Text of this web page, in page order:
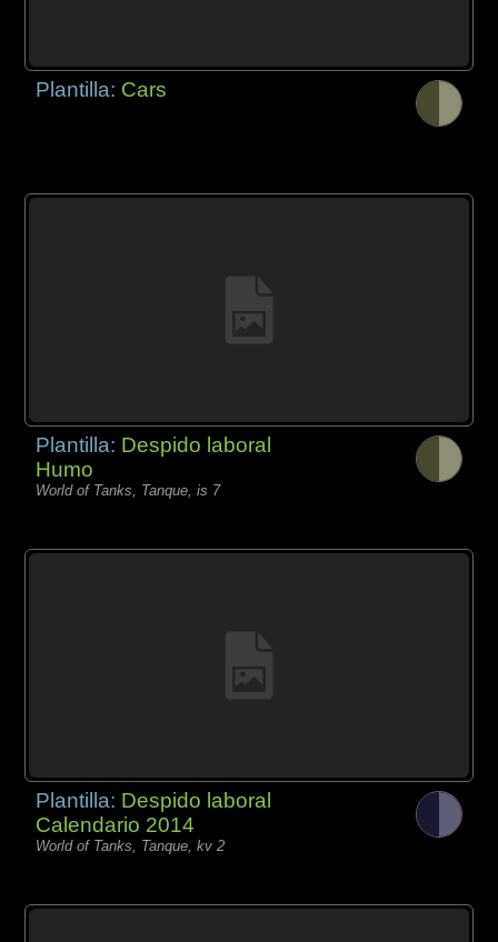
Plantilla: Cars
Plantilla: Despido laboral
Humo
World of Tanks, Tanque, is 7
Plantilla: Despido laboral
Calendario 2014
World of Tanks, Tanque, kv 2